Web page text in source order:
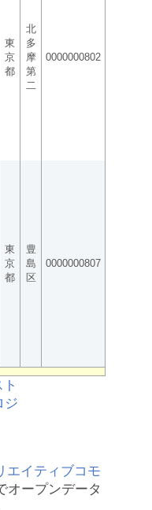
東
京
都
北
多
摩
第
二
0000000802
東
京
都
豊
島
区
0000000807
エイティブコモ
オープンデータ